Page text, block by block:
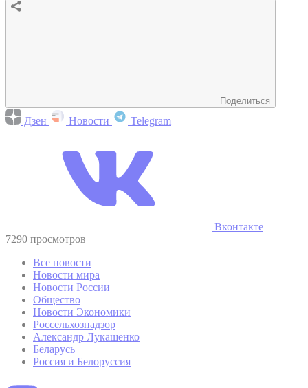
Поделиться
Дзен Новости Telegram
Вконтакте
7290 просмотров
Все новости
Новости мира
Новости России
Общество
Новости Экономики
Россельхознадзор
Александр Лукашенко
Беларусь
Россия и Белоруссия